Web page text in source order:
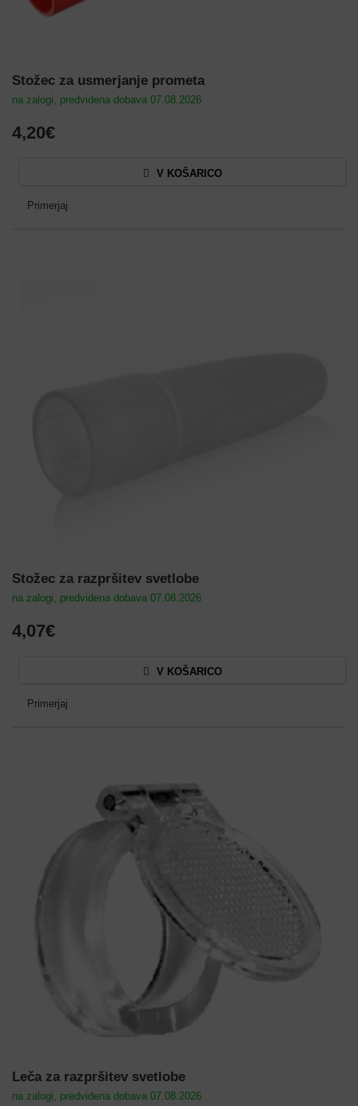
Stožec za usmerjanje prometa
na zalogi, predvidena dobava 07.08.2026
4,20€
V KOŠARICO
Primerjaj
Stožec za razpršitev svetlobe
na zalogi, predvidena dobava 07.08.2026
4,07€
V KOŠARICO
Primerjaj
Leča za razpršitev svetlobe
na zalogi, predvidena dobava 07.08.2026